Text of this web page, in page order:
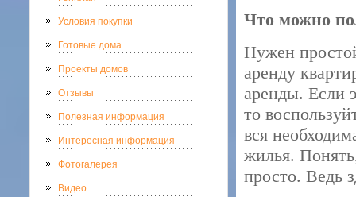
Условия покупки
Готовые дома
Проекты домов
Отзывы
Полезная информация
Интересная информация
Фотогалерея
Видео
Что можно
Нужен
аренду
аренды. Если
то
вся
жилья.
просто. Ведь